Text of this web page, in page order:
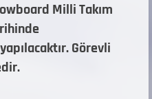
Milli Takım
Görevli